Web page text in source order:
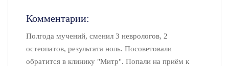
Комментарии:
Полгода мучений, сменил 3 неврологов, 2
остеопатов, результата ноль. Посоветовали
обратится в клинику "Митр". Попали на приём к